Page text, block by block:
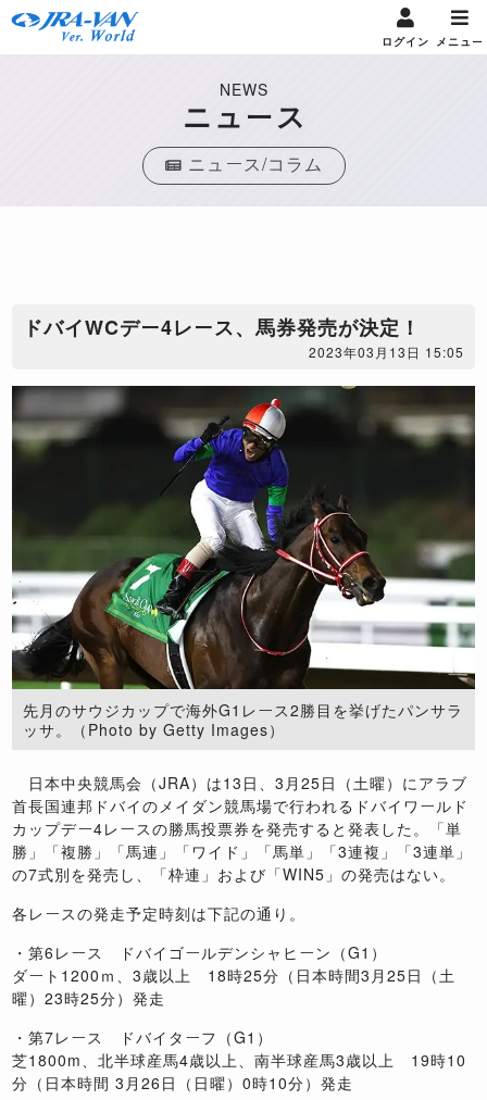
ログイン メニュー
NEWS
ニュース
ニュース/コラム
ドバイWCデー4レース、馬券発売が決定！
2023年03月13日 15:05
先月のサウジカップで海外G1レース2勝目を挙げたパンサラ
ッサ。（Photo by Getty Images）
日本中央競馬会（JRA）は13日、3月25日（土曜）にアラブ
首長国連邦ドバイのメイダン競馬場で行われるドバイワールド
カップデー4レースの勝馬投票券を発売すると発表した。「単
勝」「複勝」「馬連」「ワイド」「馬単」「3連複」「3連単」
の7式別を発売し、「枠連」および「WIN5」の発売はない。
各レースの発走予定時刻は下記の通り。
・第6レース ドバイゴールデンシャヒーン（G1）
ダート1200ｍ、3歳以上 18時25分（日本時間3月25日（土
曜）23時25分）発走
・第7レース ドバイターフ（G1）
芝1800m、北半球産馬4歳以上、南半球産馬3歳以上 19時10
分（日本時間 3月26日（日曜）0時10分）発走